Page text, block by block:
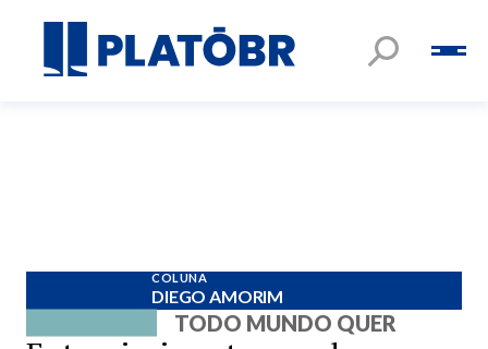
COLUNA
DIEGO AMORIM
TODO MUNDO QUER